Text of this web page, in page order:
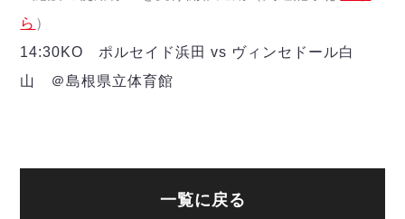
ら ）
14:30KO ポルセイド浜田 vs ヴィンセドール白
山 ＠島根県立体育館
一覧に戻る